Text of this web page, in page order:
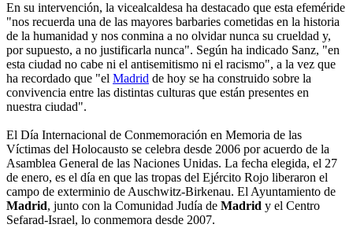
En su intervención, la vicealcaldesa ha destacado que esta efeméride
"nos recuerda una de las mayores barbaries cometidas en la historia
de la humanidad y nos conmina a no olvidar nunca su crueldad y,
por supuesto, a no justificarla nunca". Según ha indicado Sanz, "en
esta ciudad no cabe ni el antisemitismo ni el racismo", a la vez que
ha recordado que "el Madrid de hoy se ha construido sobre la
convivencia entre las distintas culturas que están presentes en
nuestra ciudad".
El Día Internacional de Conmemoración en Memoria de las
Víctimas del Holocausto se celebra desde 2006 por acuerdo de la
Asamblea General de las Naciones Unidas. La fecha elegida, el 27
de enero, es el día en que las tropas del Ejército Rojo liberaron el
campo de exterminio de Auschwitz-Birkenau. El Ayuntamiento de
Madrid, junto con la Comunidad Judía de Madrid y el Centro
Sefarad-Israel, lo conmemora desde 2007.